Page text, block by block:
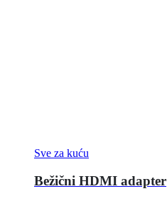
Sve za kuću
Bežični HDMI adapter